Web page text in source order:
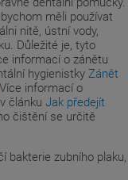
měli používat
nitě, ústní vody,
Důležité je, tyto
informací o zánětu
hygienistky Zánět
Více informací o
článku Jak předejít
čištění se určitě
bakterie zubního plaku,